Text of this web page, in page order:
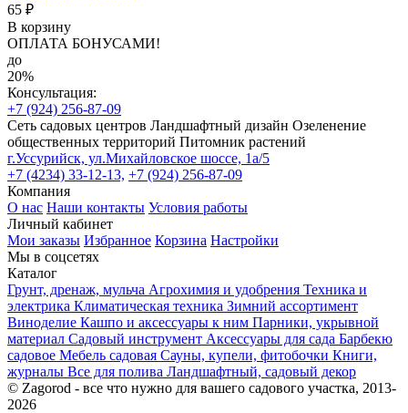
65 ₽
В корзину
ОПЛАТА БОНУСАМИ!
до
20%
Консультация:
+7 (924) 256-87-09
Сеть садовых центров Ландшафтный дизайн Озеленение
общественных территорий Питомник растений
г.Уссурийск, ул.Михайловское шоссе, 1а/5
+7 (4234) 33-12-13, +7 (924) 256-87-09
Компания
О нас Наши контакты Условия работы
Личный кабинет
Мои заказы Избранное Корзина Настройки
Мы в соцсетях
Каталог
Грунт, дренаж, мульча Агрохимия и удобрения Техника и
электрика Климатическая техника Зимний ассортимент
Виноделие Кашпо и аксессуары к ним Парники, укрывной
материал Садовый инструмент Аксессуары для сада Барбекю
садовое Мебель садовая Сауны, купели, фитобочки Книги,
журналы Все для полива Ландшафтный, садовый декор
© Zagorod - все что нужно для вашего садового участка, 2013-
2026